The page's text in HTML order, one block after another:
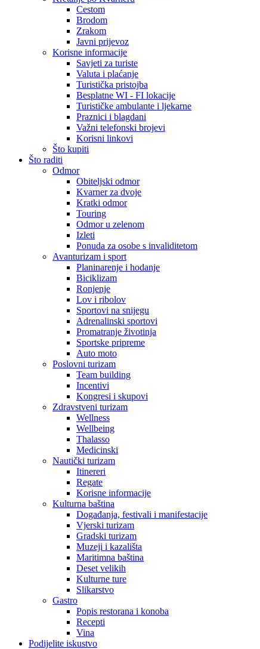
Cestom
Brodom
Zrakom
Javni prijevoz
Korisne informacije
Savjeti za turiste
Valuta i plaćanje
Turistička pristojba
Besplatne WI - FI lokacije
Turističke ambulante i ljekarne
Praznici i blagdani
Važni telefonski brojevi
Korisni linkovi
Što kupiti
Što raditi
Odmor
Obiteljski odmor
Kvarner za dvoje
Kratki odmor
Touring
Odmor u zelenom
Izleti
Ponuda za osobe s invaliditetom
Avanturizam i sport
Planinarenje i hodanje
Biciklizam
Ronjenje
Lov i ribolov
Sportovi na snijegu
Adrenalinski sportovi
Promatranje životinja
Sportske pripreme
Auto moto
Poslovni turizam
Team building
Incentivi
Kongresi i skupovi
Zdravstveni turizam
Wellness
Wellbeing
Thalasso
Medicinski
Nautički turizam
Itinereri
Regate
Korisne informacije
Kulturna baština
Događanja, festivali i manifestacije
Vjerski turizam
Gradski turizam
Muzeji i kazališta
Maritimna baština
Deset velikih
Kulturne ture
Slikarstvo
Gastro
Popis restorana i konoba
Recepti
Vina
Podijelite iskustvo